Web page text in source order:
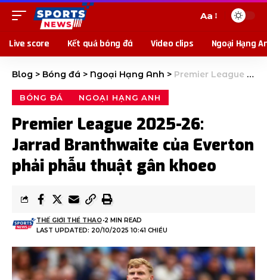
Aa
Live score Kết quả bóng đá Video clips Ngoại Hạng
Blog > Bóng đá > Ngoại Hạng Anh > Premier League 2025-26: Jarrad Branthwaite của Everton phải phẫu thuật gân khoeo
BÓNG ĐÁ NGOẠI HẠNG ANH
Premier League 2025-26:
Jarrad Branthwaite của Everton
phải phẫu thuật gân khoeo
LAST UPDATED: 20/10/2025 10:41 CHIỀU
THẾ GIỚI THỂ THAO 2 MIN READ